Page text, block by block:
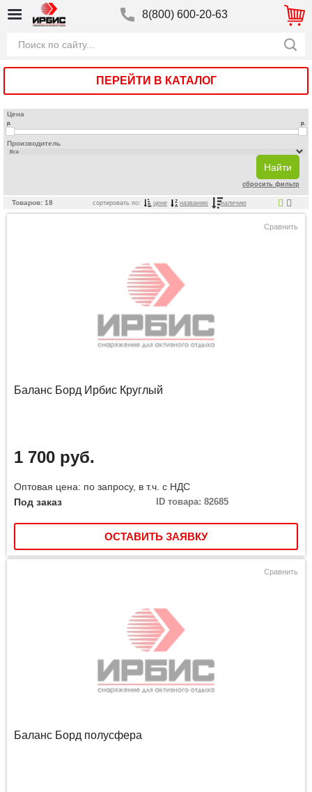
8(800) 600-20-63
ПЕРЕЙТИ В КАТАЛОГ
Цена
р. р.
Производитель
сбросить фильтр
Товаров: 18 сортировать по: цене названию наличию
Сравнить
Баланс Борд Ирбис Круглый
1 700 руб.
Оптовая цена: по запросу, в т.ч. с НДС
Под заказ
ID товара: 82685
ОСТАВИТЬ ЗАЯВКУ
Сравнить
Баланс Борд полусфера